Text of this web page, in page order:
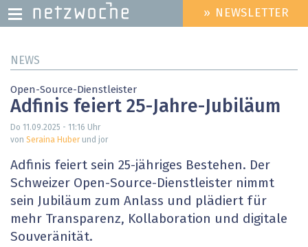
zum
HEADER
MENU
» NEWSLETTER
NEWS
Open-Source-Dienstleister
Adfinis feiert 25-Jahre-Jubiläum
Do 11.09.2025 - 11:16 Uhr
von Seraina Huberund jor
Adfinis feiert sein 25-jähriges Bestehen. Der
Schweizer Open-Source-Dienstleister nimmt
sein Jubiläum zum Anlass und plädiert für
mehr Transparenz, Kollaboration und digitale
Souveränität.